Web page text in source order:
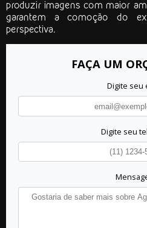
produzir imagens com maior
garantem a comoção do
perspectiva.
FAÇA UM
Digite seu
Digite seu